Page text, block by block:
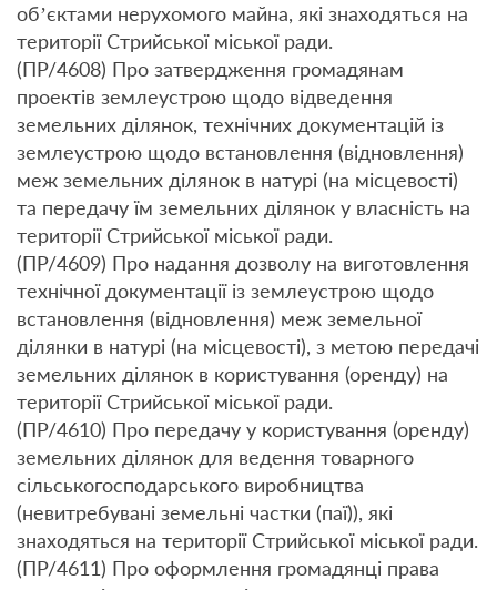
об’єктами нерухомого майна, які знаходяться на
території Стрийської міської ради.
(ПР/4608) Про затвердження громадянам
проектів землеустрою щодо відведення
земельних ділянок, технічних документацій із
землеустрою щодо встановлення (відновлення)
меж земельних ділянок в натурі (на місцевості)
та передачу їм земельних ділянок у власність на
території Стрийської міської ради.
(ПР/4609) Про надання дозволу на виготовлення
технічної документації із землеустрою щодо
встановлення (відновлення) меж земельної
ділянки в натурі (на місцевості), з метою передачі
земельних ділянок в користування (оренду) на
території Стрийської міської ради.
(ПР/4610) Про передачу у користування (оренду)
земельних ділянок для ведення товарного
сільськогосподарського виробництва
(невитребувані земельні частки (паї)), які
знаходяться на території Стрийської міської ради.
(ПР/4611) Про оформлення громадянці права